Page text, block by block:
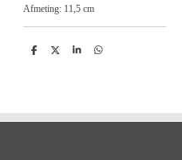
Afmeting: 11,5 cm
D
D
S
D